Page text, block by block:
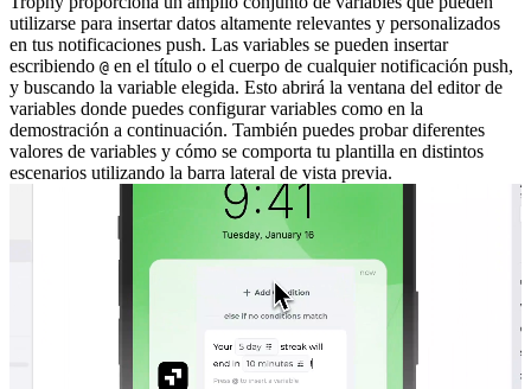
utilizarse para insertar datos altamente relevantes y personalizados
en tus notificaciones push. Las variables se pueden insertar
escribiendo @ en el título o el cuerpo de cualquier notificación push,
y buscando la variable elegida. Esto abrirá la ventana del editor de
variables donde puedes configurar variables como en la
demostración a continuación. También puedes probar diferentes
valores de variables y cómo se comporta tu plantilla en distintos
escenarios utilizando la barra lateral de vista previa.